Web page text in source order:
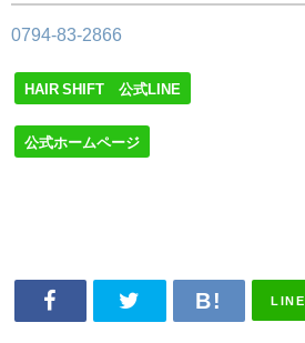
0794-83-2866
HAIR SHIFT 公式LINE
公式ホームページ
LINE